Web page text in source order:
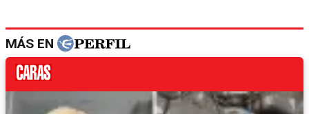
MÁS EN